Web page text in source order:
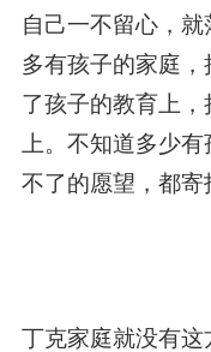
自己一不留心，
多有孩子的家庭，
了孩子的教育上
上。不知道多少
不了的愿望，都寄
丁克家庭就没有这